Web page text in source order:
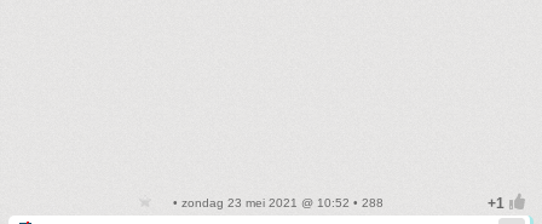
• zondag 23 mei 2021 @ 10:52 • 288